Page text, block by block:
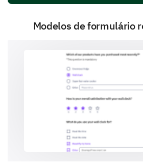
Will you be available for
Modelos de formulário